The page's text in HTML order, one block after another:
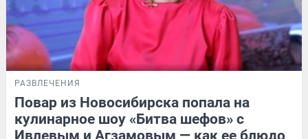
РАЗВЛЕЧЕНИЯ
Повар из Новосибирска попала на
кулинарное шоу «Битва шефов» с